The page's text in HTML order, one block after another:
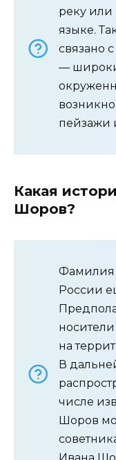
реку или
языке.
связано
—
пейзажи
Какая
Шоров?
Фамилия
России
на
В
числе
Шоров
Ивана